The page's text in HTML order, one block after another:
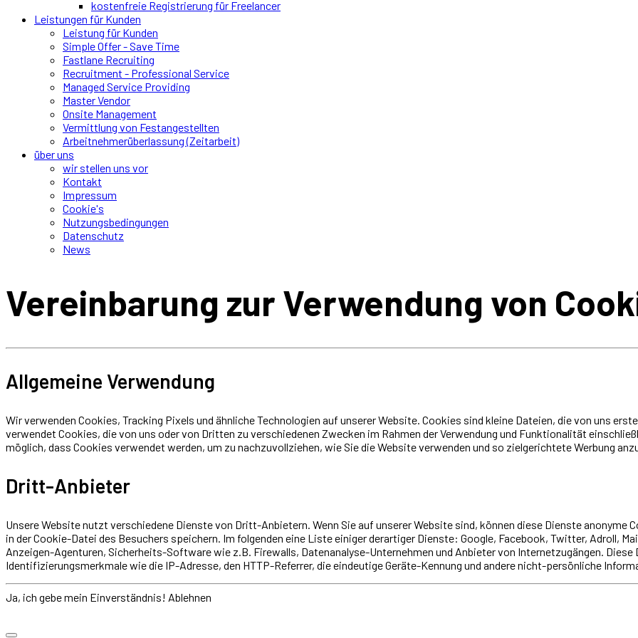
kostenfreie Registrierung für Freelancer
Leistungen für Kunden
Leistung für Kunden
Simple Offer - Save Time
Fastlane Recruiting
Recruitment - Professional Service
Managed Service Providing
Master Vendor
Onsite Management
Vermittlung von Festangestellten
Arbeitnehmerüberlassung (Zeitarbeit)
über uns
wir stellen uns vor
Kontakt
Impressum
Cookie's
Nutzungsbedingungen
Datenschutz
News
Vereinbarung zur Verwendung von
Allgemeine Verwendung
Wir verwenden Cookies, Tracking Pixels und ähnliche Technologien auf unserer Website. Cookies sind kleine Dateien, die von uns
verwendet Cookies, die von uns oder von Dritten zu verschiedenen Zwecken im Rahmen der Verwendung und Funktionalität
möglich, dass Cookies verwendet werden, um zu nachzuvollziehen, wie Sie die Website verwenden und so zielgerichtete Werbung
Dritt-Anbieter
Unsere Website nutzt verschiedene Dienste von Dritt-Anbietern. Wenn Sie auf unserer Website sind, können diese Dienste anonyme
in der Cookie-Datei des Besuchers speichern. Im folgenden eine Liste einiger derartiger Dienste: Google, Facebook, Twitter, Adroll,
Anzeigen-Agenturen, Sicherheits-Software wie z.B. Firewalls, Datenanalyse-Unternehmen und Anbieter von Internetzugängen.
Identifizierungsmerkmale wie die IP-Adresse, den HTTP-Referrer, die eindeutige Geräte-Kennung und andere nicht-persönliche
Ja, ich gebe mein Einverständnis! Ablehnen